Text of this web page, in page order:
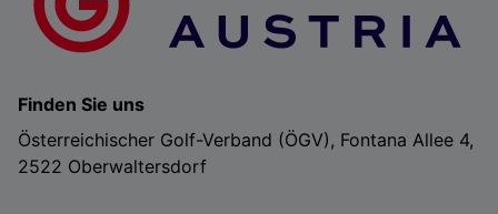
Finden Sie uns
Österreichischer Golf-Verband (ÖGV), Fontana Allee 4,
2522 Oberwaltersdorf